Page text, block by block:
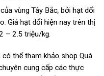
vùng Tây Bắc, bởi hạt dổi
Giá hạt dổi hiện nay trên thị
– 2.5 triệu/kg.
có thể tham khảo shop Quà
cung cấp các thực